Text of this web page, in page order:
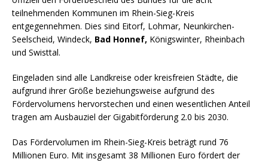
teilnehmenden Kommunen im Rhein-Sieg-Kreis
entgegennehmen. Dies sind Eitorf, Lohmar, Neunkirchen-
Seelscheid, Windeck, Bad Honnef, Königswinter, Rheinbach
und Swisttal.
Eingeladen sind alle Landkreise oder kreisfreien Städte, die
aufgrund ihrer Größe beziehungsweise aufgrund des
Fördervolumens hervorstechen und einen wesentlichen Anteil
tragen am Ausbauziel der Gigabitförderung 2.0 bis 2030.
Das Fördervolumen im Rhein-Sieg-Kreis beträgt rund 76
Millionen Euro. Mit insgesamt 38 Millionen Euro fördert der